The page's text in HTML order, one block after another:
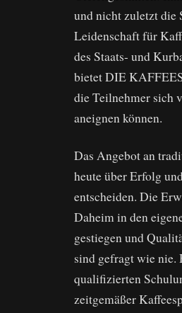
und nicht zuletzt die
Leidenschaft für
des Staats- und
bietet DIE
die Teilnehmer sich
aneignen können.
Das Angebot an
heute über Erfolg
entscheiden. Die
Daheim in den
gestiegen und
sind gefragt wie
qualifizierten
zeitgemäßer